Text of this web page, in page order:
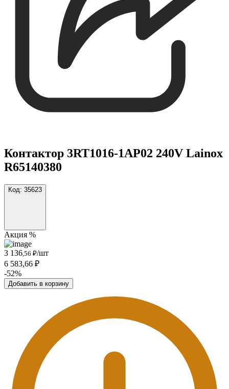
Контактор 3RT1016-1AP02 240V Lainox
R65140380
Код: 35623
Акция %
3 136 ,56 ₽/шт
6 583,66 ₽
-52%
Добавить в корзину